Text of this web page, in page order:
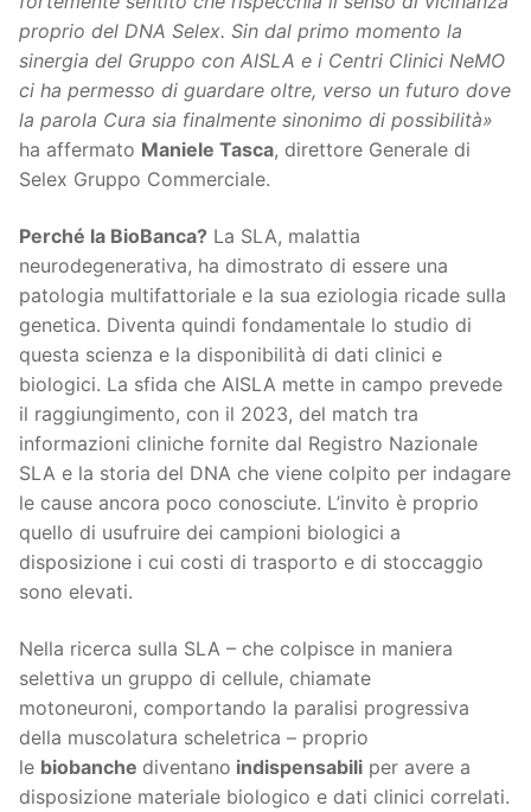
proprio del DNA Selex. Sin dal primo momento la
sinergia del Gruppo con AISLA e i Centri Clinici NeMO
ci ha permesso di guardare oltre, verso un futuro dove
la parola Cura sia finalmente sinonimo di possibilità»
ha affermato Maniele Tasca, direttore Generale di
Selex Gruppo Commerciale.
Perché la BioBanca? La SLA, malattia
neurodegenerativa, ha dimostrato di essere una
patologia multifattoriale e la sua eziologia ricade sulla
genetica. Diventa quindi fondamentale lo studio di
questa scienza e la disponibilità di dati clinici e
biologici. La sfida che AISLA mette in campo prevede
il raggiungimento, con il 2023, del match tra
informazioni cliniche fornite dal Registro Nazionale
SLA e la storia del DNA che viene colpito per indagare
le cause ancora poco conosciute. L’invito è proprio
quello di usufruire dei campioni biologici a
disposizione i cui costi di trasporto e di stoccaggio
sono elevati.
Nella ricerca sulla SLA – che colpisce in maniera
selettiva un gruppo di cellule, chiamate
motoneuroni, comportando la paralisi progressiva
della muscolatura scheletrica – proprio
le biobanche diventano indispensabili per avere a
disposizione materiale biologico e dati clinici correlati.